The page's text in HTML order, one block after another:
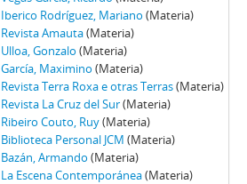
Iberico Rodríguez, Mariano (Materia)
Revista Amauta(Materia)
Ulloa, Gonzalo (Materia)
García, Maximino (Materia)
Revista Terra Roxa e otras Terras(Materia)
Revista La Cruz del Sur(Materia)
Ribeiro Couto, Ruy(Materia)
Biblioteca Personal JCM (Materia)
Bazán, Armando (Materia)
La Escena Contemporánea(Materia)